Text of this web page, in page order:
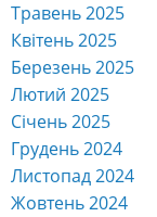
Травень 2025
Квітень 2025
Березень 2025
Лютий 2025
Січень 2025
Грудень 2024
Листопад 2024
Жовтень 2024